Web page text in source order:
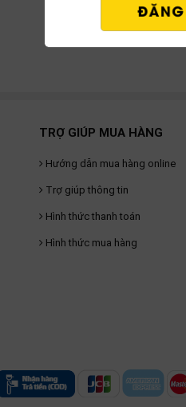
TRỢ GIÚP MUA HÀNG
Hướng dẫn mua hàng online
Trợ giúp thông tin
Hình thức thanh toán
Hình thức mua hàng